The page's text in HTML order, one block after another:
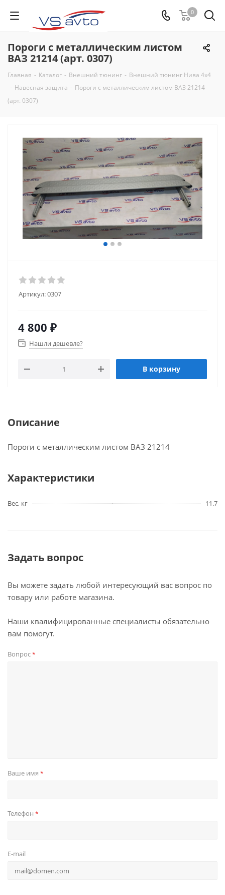
0
Пороги с металлическим листом
ВАЗ 21214 (арт. 0307)
Главная - Каталог - Внешний тюнинг - Внешний тюнинг Нива 4х4
- Навесная защита - Пороги с металлическим листом ВАЗ 21214
(арт. 0307)
Артикул:0307
4 800 ₽
Нашли дешевле?
В корзину
Описание
Пороги с металлическим листом ВАЗ 21214
Характеристики
Вес, кг 11.7
Задать вопрос
Вы можете задать любой интересующий вас вопрос по
товару или работе магазина.
Наши квалифицированные специалисты обязательно
вам помогут.
Вопрос*
Ваше имя *
Телефон *
E-mail